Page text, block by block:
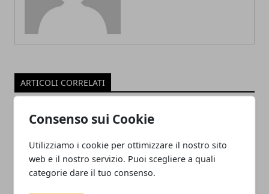
Consenso sui Cookie
Utilizziamo i cookie per ottimizzare il nostro sito
web e il nostro servizio. Puoi scegliere a quali
categorie dare il tuo consenso.
ARTICOLI CORRELATI